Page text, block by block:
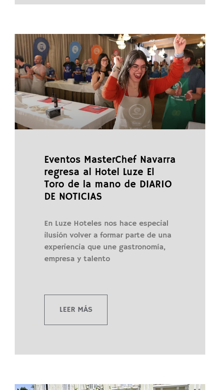
Eventos MasterChef Navarra
regresa al Hotel Luze El
Toro de la mano de DIARIO
DE NOTICIAS
En Luze Hoteles nos hace especial
ilusión volver a formar parte de una
experiencia que une gastronomía,
empresa y talento
LEER MÁS